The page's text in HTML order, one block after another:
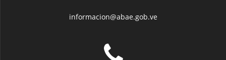
informacion@abae.gob.ve